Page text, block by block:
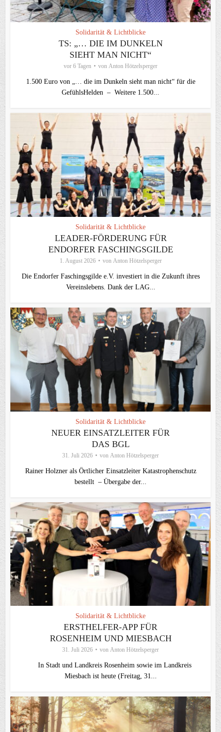
Solidarität & Lichtblicke
TS: „… DIE IM DUNKELN
SIEHT MAN NICHT“
vor 6 Tagen von Anton Hötzelsperger
1.500 Euro von „… die im Dunkeln sieht man nicht“ für die
GefühlsHelden – Weitere 1.500...
Solidarität & Lichtblicke
LEADER-FÖRDERUNG FÜR
ENDORFER FASCHINGSGILDE
1. August 2026 von Anton Hötzelsperger
Die Endorfer Faschingsgilde e.V. investiert in die Zukunft ihres
Vereinslebens. Dank der LAG...
Solidarität & Lichtblicke
NEUER EINSATZLEITER FÜR
DAS BGL
31. Juli 2026 von Anton Hötzelsperger
Rainer Holzner als Örtlicher Einsatzleiter Katastrophenschutz
bestellt – Übergabe der...
Solidarität & Lichtblicke
ERSTHELFER-APP FÜR
ROSENHEIM UND MIESBACH
31. Juli 2026 von Anton Hötzelsperger
In Stadt und Landkreis Rosenheim sowie im Landkreis
Miesbach ist heute (Freitag, 31...